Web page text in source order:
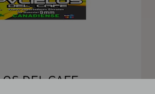
DEL CAFE